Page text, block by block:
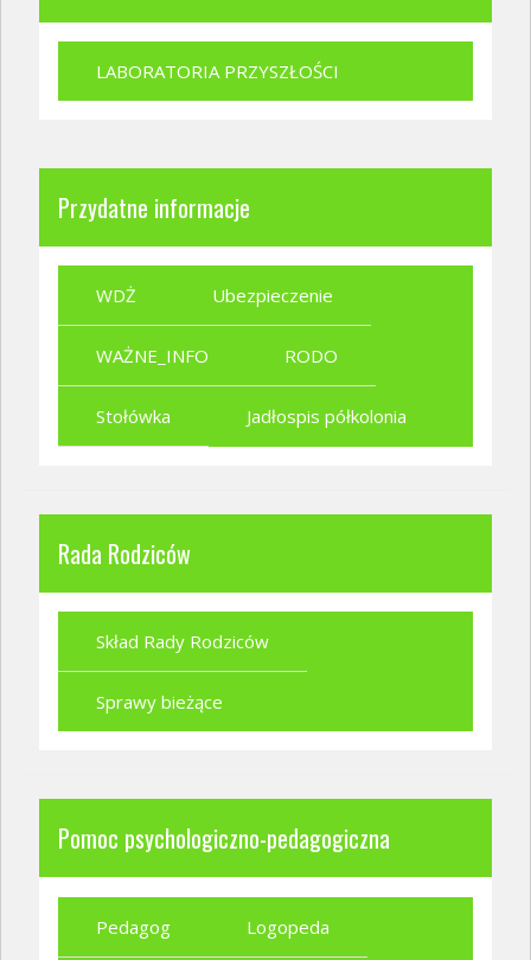
LABORATORIA PRZYSZŁOŚCI
Przydatne informacje
WDŻ Ubezpieczenie
WAŻNE_INFO RODO
Stołówka Jadłospis półkolonia
Rada Rodziców
Skład Rady Rodziców
Sprawy bieżące
Pomoc psychologiczno-pedagogiczna
Pedagog Logopeda